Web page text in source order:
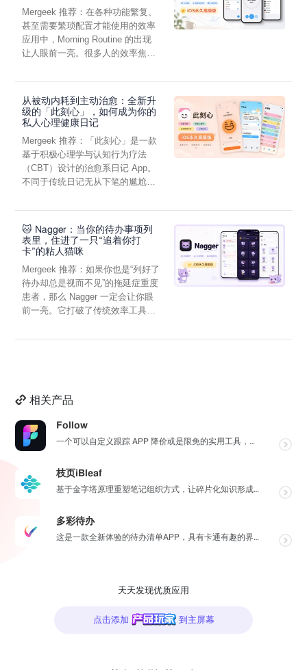
Mergeek 推荐：在各种功能繁复、
甚至需要繁琐配置才能使用的效率
应用中，Morning Routine 的出现
让人眼前一亮。很多人的效率焦
从被动内耗到主动治愈：全新升
级的「此刻心」，如何成为你的
私人心理健康日记
Mergeek 推荐：「此刻心」是一款
基于积极心理学与认知行为疗法
（CBT）设计的治愈系日记 App。
不同于传统日记无从下笔的尴尬，
🐱 Nagger：当你的待办事项列
表里，住进了一只“追着你打
卡”的粘人猫咪
Mergeek 推荐：如果你也是“列好了
待办却总是视而不见”的拖延症重度
患者，那么 Nagger 一定会让你眼
前一亮。它打破了传统效率工具冰
相关产品
Follow
一个可以自定义跟踪 APP 降价或是限免的实用工具，同时可以设置包括 APP，游戏，热门类和精选类的...
枝页iBleaf
基于金字塔原理重塑笔记组织方式，让碎片化知识形成清晰有序的 结构，更有 AI 助力高效记录灵感、一键...
多彩待办
这是一款全新体验的待办清单APP，具有卡通有趣的界面，简单方便的操作流程，可对每个待办事项设置子待办...
天天发现优质应用
点击添加 到主屏幕